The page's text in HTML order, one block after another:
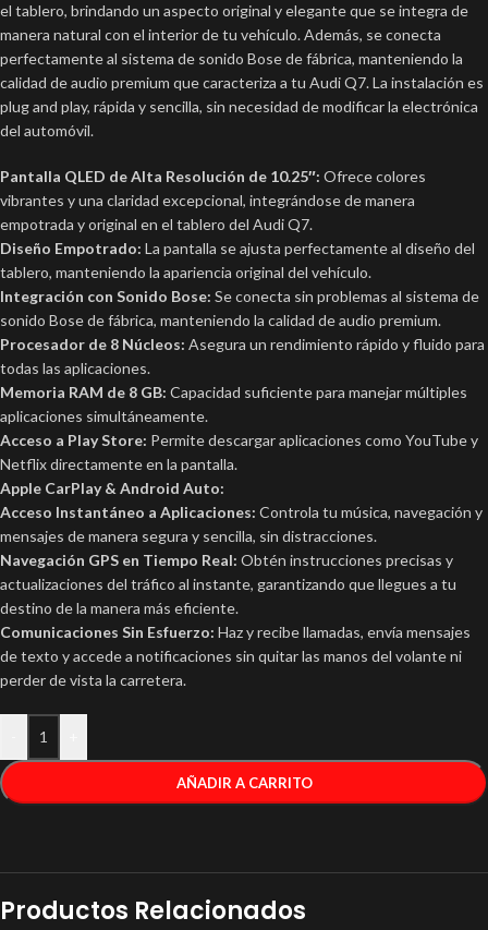
el tablero, brindando un aspecto original y elegante que se integra de
manera natural con el interior de tu vehículo. Además, se conecta
perfectamente al sistema de sonido Bose de fábrica, manteniendo la
calidad de audio premium que caracteriza a tu Audi Q7. La instalación es
plug and play, rápida y sencilla, sin necesidad de modificar la electrónica
del automóvil.
Pantalla QLED de Alta Resolución de 10.25″: Ofrece colores
vibrantes y una claridad excepcional, integrándose de manera
empotrada y original en el tablero del Audi Q7.
Diseño Empotrado: La pantalla se ajusta perfectamente al diseño del
tablero, manteniendo la apariencia original del vehículo.
Integración con Sonido Bose: Se conecta sin problemas al sistema de
sonido Bose de fábrica, manteniendo la calidad de audio premium.
Procesador de 8 Núcleos: Asegura un rendimiento rápido y fluido para
todas las aplicaciones.
Memoria RAM de 8 GB: Capacidad suficiente para manejar múltiples
aplicaciones simultáneamente.
Acceso a Play Store: Permite descargar aplicaciones como YouTube y
Netflix directamente en la pantalla.
Apple CarPlay & Android Auto:
Acceso Instantáneo a Aplicaciones: Controla tu música, navegación y
mensajes de manera segura y sencilla, sin distracciones.
Navegación GPS en Tiempo Real: Obtén instrucciones precisas y
actualizaciones del tráfico al instante, garantizando que llegues a tu
destino de la manera más eficiente.
Comunicaciones Sin Esfuerzo: Haz y recibe llamadas, envía mensajes
de texto y accede a notificaciones sin quitar las manos del volante ni
perder de vista la carretera.
AÑADIR A CARRITO
Productos Relacionados